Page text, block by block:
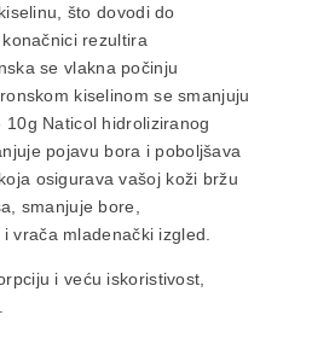
što dovodi do
rezultira
se vlakna počinju
kiselinom se smanjuju
Naticol hidroliziranog
pojavu bora i poboljšava
osigurava vašoj koži bržu
smanjuje bore,
vrača mladenački izgled.
i veću iskoristivost,